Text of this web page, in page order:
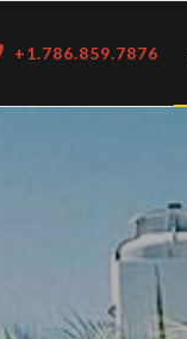
+1.786.859.7876